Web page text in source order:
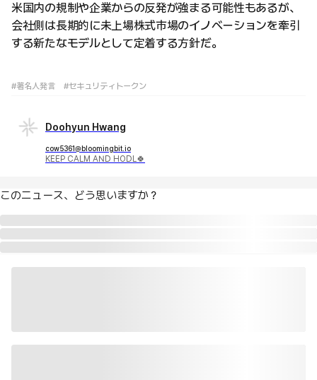
米国内の規制や企業からの反発が強まる可能性もあるが、
会社側は長期的に未上場株式市場のイノベーションを牽引
する新たなモデルとして定着する方針だ。
#著名人発言 #セキュリティトークン
Doohyun Hwang
cow5361@bloomingbit.io
KEEP CALM AND HODL🍀
このニュース、どう思いますか？